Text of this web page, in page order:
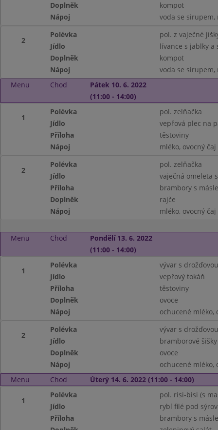
Doplněk
kompot
Nápoj
voda se
2
Polévka
pol. z vaječné
Jídlo
lívance s jablky a
Doplněk
kompot
Nápoj
voda se
Menu
Chod
Pátek 10. 6. 2022
(11:00 - 14:00)
1
Polévka
pol. zelňačka
Jídlo
vepřová plec na
Příloha
těstoviny
Nápoj
mléko, ovocný čaj
2
Polévka
pol. zelňačka
Jídlo
vaječná omeleta
Příloha
brambory s
Doplněk
rajče
Nápoj
mléko, ovocný čaj
Menu Chod
Pondělí 13. 6. 2022
(11:00 - 14:00)
1
Polévka
vývar s
Jídlo
vepřový tokáň
Příloha
těstoviny
Doplněk
ovoce
Nápoj
ochucené mléko,
2
Polévka
vývar s
Jídlo
bramborové
Doplněk
ovoce
Nápoj
ochucené mléko,
Menu
Chod Úterý 14. 6. 2022 (11:00 - 14:00)
1
Polévka
pol. risi-bisi (s
Jídlo
rybí filé pod
Příloha
brambory s